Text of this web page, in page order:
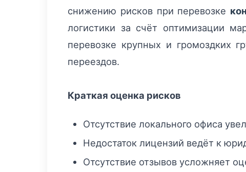
снижению рисков при перевозке
логистики за счёт оптимизации
перевозке крупных и громоздких
переездов.
Краткая оценка рисков
Отсутствие локального офиса
Недостаток лицензий ведёт к
Отсутствие отзывов усложняет